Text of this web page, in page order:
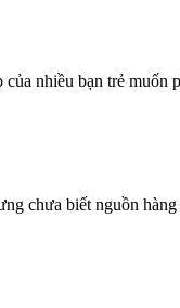
nhiều bạn trẻ muốn
chưa biết nguồn